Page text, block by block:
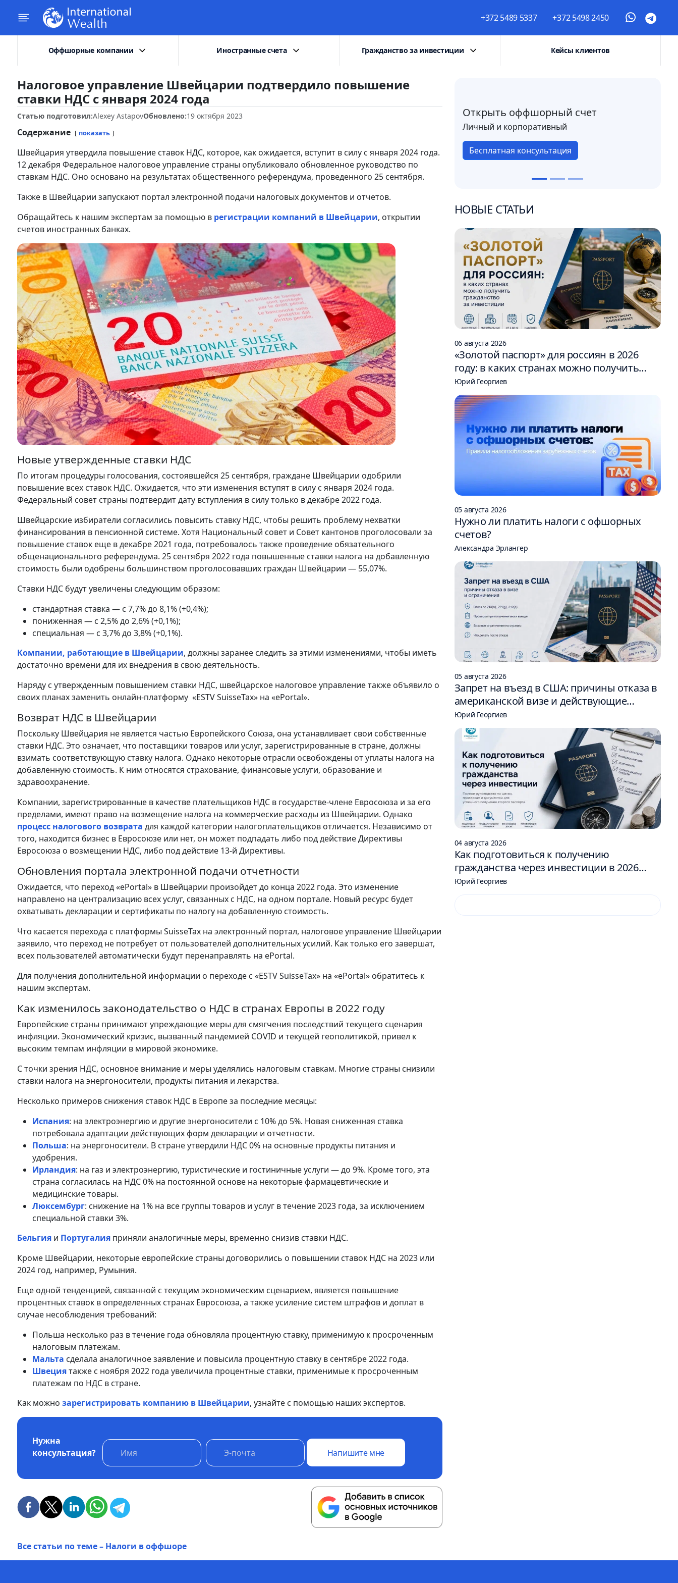
+372 5489 5337 +372 5498 2450
Оффшорные компании Иностранные счета Гражданство за инвестиции Кейсы клиентов
Налоговое управление Швейцарии подтвердило повышение
ставки НДС с января 2024 года
Статью подготовил:Alexey AstapovОбновлено:19 октября 2023
Содержание показать
Швейцария утвердила повышение ставок НДС, которое, как ожидается, вступит в силу с января 2024 года.
12 декабря Федеральное налоговое управление страны опубликовало обновленное руководство по
ставкам НДС. Оно основано на результатах общественного референдума, проведенного 25 сентября.
Также в Швейцарии запускают портал электронной подачи налоговых документов и отчетов.
Обращайтесь к нашим экспертам за помощью в регистрации компаний в Швейцарии, открытии
счетов иностранных банках.
Новые утвержденные ставки НДС
По итогам процедуры голосования, состоявшейся 25 сентября, граждане Швейцарии одобрили
повышение всех ставок НДС. Ожидается, что эти изменения вступят в силу с января 2024 года.
Федеральный совет страны подтвердит дату вступления в силу только в декабре 2022 года.
Швейцарские избиратели согласились повысить ставку НДС, чтобы решить проблему нехватки
финансирования в пенсионной системе. Хотя Национальный совет и Совет кантонов проголосовали за
повышение ставок еще в декабре 2021 года, потребовалось также проведение обязательного
общенационального референдума. 25 сентября 2022 года повышенные ставки налога на добавленную
стоимость были одобрены большинством проголосовавших граждан Швейцарии — 55,07%.
Ставки НДС будут увеличены следующим образом:
стандартная ставка — с 7,7% до 8,1% (+0,4%);
пониженная — с 2,5% до 2,6% (+0,1%);
специальная — с 3,7% до 3,8% (+0,1%).
Компании, работающие в Швейцарии, должны заранее следить за этими изменениями, чтобы иметь
достаточно времени для их внедрения в свою деятельность.
Наряду с утвержденным повышением ставки НДС, швейцарское налоговое управление также объявило о
своих планах заменить онлайн-платформу «ESTV SuisseTax» на «ePortal».
Возврат НДС в Швейцарии
Поскольку Швейцария не является частью Европейского Союза, она устанавливает свои собственные
ставки НДС. Это означает, что поставщики товаров или услуг, зарегистрированные в стране, должны
взимать соответствующую ставку налога. Однако некоторые отрасли освобождены от уплаты налога на
добавленную стоимость. К ним относятся страхование, финансовые услуги, образование и
здравоохранение.
Компании, зарегистрированные в качестве плательщиков НДС в государстве-члене Евросоюза и за его
пределами, имеют право на возмещение налога на коммерческие расходы из Швейцарии. Однако
процесс налогового возврата для каждой категории налогоплательщиков отличается. Независимо от
того, находится бизнес в Евросоюзе или нет, он может подпадать либо под действие Директивы
Евросоюза о возмещении НДС, либо под действие 13-й Директивы.
Обновления портала электронной подачи отчетности
Ожидается, что переход «ePortal» в Швейцарии произойдет до конца 2022 года. Это изменение
направлено на централизацию всех услуг, связанных с НДС, на одном портале. Новый ресурс будет
охватывать декларации и сертификаты по налогу на добавленную стоимость.
Что касается перехода с платформы SuisseTax на электронный портал, налоговое управление Швейцарии
заявило, что переход не потребует от пользователей дополнительных усилий. Как только его завершат,
всех пользователей автоматически будут перенаправлять на ePortal.
Для получения дополнительной информации о переходе с «ESTV SuisseTax» на «ePortal» обратитесь к
нашим экспертам.
Как изменилось законодательство о НДС в странах Европы в 2022 году
Европейские страны принимают упреждающие меры для смягчения последствий текущего сценария
инфляции. Экономический кризис, вызванный пандемией COVID и текущей геополитикой, привел к
высоким темпам инфляции в мировой экономике.
С точки зрения НДС, основное внимание и меры уделялись налоговым ставкам. Многие страны снизили
ставки налога на энергоносители, продукты питания и лекарства.
Несколько примеров снижения ставок НДС в Европе за последние месяцы:
Испания: на электроэнергию и другие энергоносители с 10% до 5%. Новая сниженная ставка
потребовала адаптации действующих форм декларации и отчетности.
Польша: на энергоносители. В стране утвердили НДС 0% на основные продукты питания и
удобрения.
Ирландия: на газ и электроэнергию, туристические и гостиничные услуги — до 9%. Кроме того, эта
страна согласилась на НДС 0% на постоянной основе на некоторые фармацевтические и
медицинские товары.
Люксембург: снижение на 1% на все группы товаров и услуг в течение 2023 года, за исключением
специальной ставки 3%.
Бельгия и Португалия приняли аналогичные меры, временно снизив ставки НДС.
Кроме Швейцарии, некоторые европейские страны договорились о повышении ставок НДС на 2023 или
2024 год, например, Румыния.
Еще одной тенденцией, связанной с текущим экономическим сценарием, является повышение
процентных ставок в определенных странах Евросоюза, а также усиление систем штрафов и доплат в
случае несоблюдения требований:
Польша несколько раз в течение года обновляла процентную ставку, применимую к просроченным
налоговым платежам.
Мальта сделала аналогичное заявление и повысила процентную ставку в сентябре 2022 года.
Швециятакже с ноября 2022 года увеличила процентные ставки, применимые к просроченным
платежам по НДС в стране.
Как можно зарегистрировать компанию в Швейцарии, узнайте с помощью наших экспертов.
Нужна
консультация?
Напишите мне
Открыть оффшорный счет
Личный и корпоративный
Бесплатная консультация
НОВЫЕ СТАТЬИ
06 августа 2026
«Золотой паспорт» для россиян в 2026
году: в каких странах можно получить
гражданство за инвестиции
Юрий Георгиев
05 августа 2026
Нужно ли платить налоги с офшорных
счетов?
Александра Эрлангер
05 августа 2026
Запрет на въезд в США: причины отказа в
американской визе и действующие
ограничения
Юрий Георгиев
04 августа 2026
Как подготовиться к получению
гражданства через инвестиции в 2026
году: 6 шагов
Юрий Георгиев
Все статьи по теме – Налоги в оффшоре